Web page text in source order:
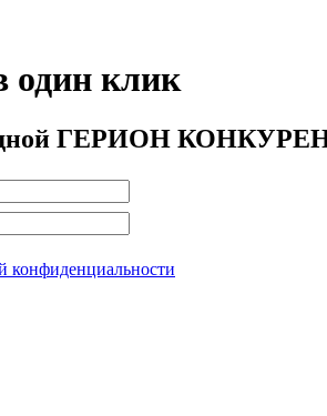
один клик
ГЕРИОН
конфиденциальности